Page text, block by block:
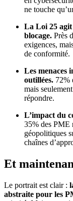
ne touche
La Loi 25
blocage. Près
exigences,
de conformité.
Les menaces
outillées. 72%
mais
répondre.
L’impact du
35% des PME
géopolitiques
chaînes
Et
Le portrait est clair :
abstraite pour les